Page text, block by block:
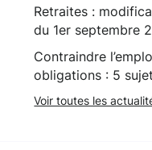
Retraites :
du 1er septembre
Contraindre
obligations : 5
Voir toutes les